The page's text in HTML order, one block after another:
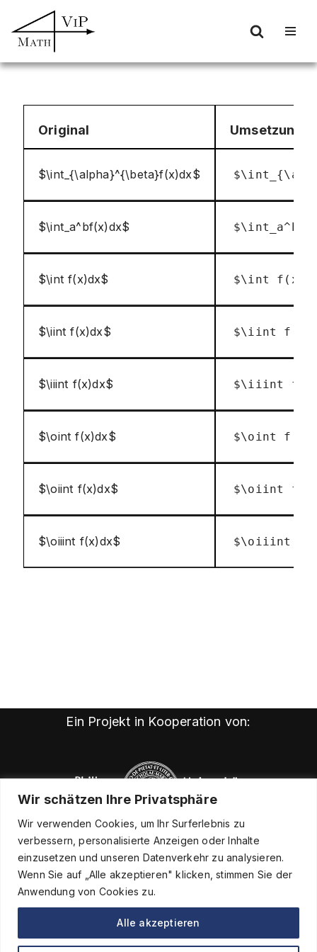
Wir schätzen Ihre Privatsphäre
Wir verwenden Cookies, um Ihr Surferlebnis zu
verbessern, personalisierte Anzeigen oder Inhalte
einzusetzen und unseren Datenverkehr zu analysieren.
Wenn Sie auf „Alle akzeptieren" klicken, stimmen Sie der
Anwendung von Cookies zu.
Alle akzeptieren
Zum
Inhalt
Original Umsetzung
$\int_{\alpha}^{\beta}f(x)dx$
$\int_a^bf(x)dx$
$\int f(x)dx$ $\int
$\iint f(x)dx$ $\iint
$\iiint f(x)dx$ $\iiint
$\oint f(x)dx$ $\oint
$\oiint f(x)dx$ $\oiint
$\oiiint f(x)dx$ $\oiiint
Ein Projekt in Kooperation von: